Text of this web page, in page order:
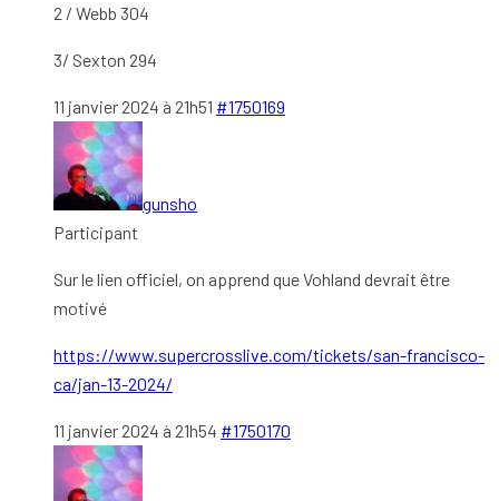
2 / Webb 304
3/ Sexton 294
11 janvier 2024 à 21h51 #1750169
gunsho
Participant
Sur le lien officiel, on apprend que Vohland devrait être
motivé
https://www.supercrosslive.com/tickets/san-francisco-
ca/jan-13-2024/
11 janvier 2024 à 21h54 #1750170